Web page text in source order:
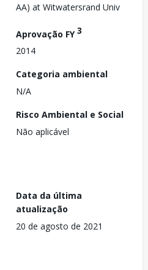
AA) at Witwatersrand Univ
Aprovação FY3
2014
Categoria ambiental
N/A
Risco Ambiental e Social
Não aplicável
Data da última
atualização
20 de agosto de 2021